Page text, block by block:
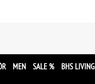
MEN SALE % BHS LIVING